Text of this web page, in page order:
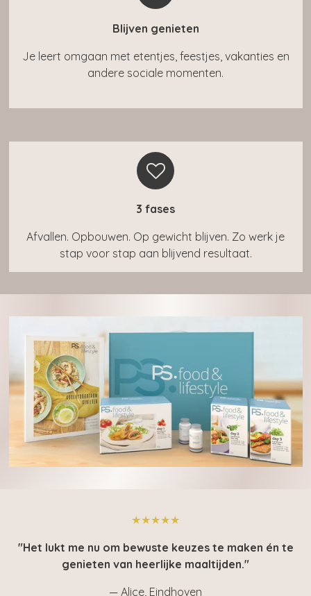
Blijven genieten
Je leert omgaan met etentjes, feestjes, vakanties en
andere sociale momenten.
3 fases
Afvallen. Opbouwen. Op gewicht blijven. Zo werk je
stap voor stap aan blijvend resultaat.
★★★★★
"Het lukt me nu om bewuste keuzes te maken én te
genieten van heerlijke maaltijden."
— Alice, Eindhoven